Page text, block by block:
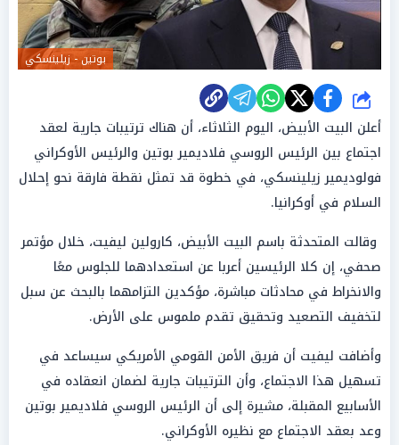
بوتين - زيلينسكي
شارك
أعلن البيت الأبيض، اليوم الثلاثاء، أن هناك ترتيبات جارية لعقد
اجتماع بين الرئيس الروسي فلاديمير بوتين والرئيس الأوكراني
فولوديمير زيلينسكي، في خطوة قد تمثل نقطة فارقة نحو إحلال
السلام في أوكرانيا.
وقالت المتحدثة باسم البيت الأبيض، كارولين ليفيت، خلال مؤتمر
صحفي، إن كلا الرئيسين أعربا عن استعدادهما للجلوس معًا
والانخراط في محادثات مباشرة، مؤكدين التزامهما بالبحث عن سبل
لتخفيف التصعيد وتحقيق تقدم ملموس على الأرض.
وأضافت ليفيت أن فريق الأمن القومي الأمريكي سيساعد في
تسهيل هذا الاجتماع، وأن الترتيبات جارية لضمان انعقاده في
الأسابيع المقبلة، مشيرة إلى أن الرئيس الروسي فلاديمير بوتين
وعد بعقد الاجتماع مع نظيره الأوكراني.